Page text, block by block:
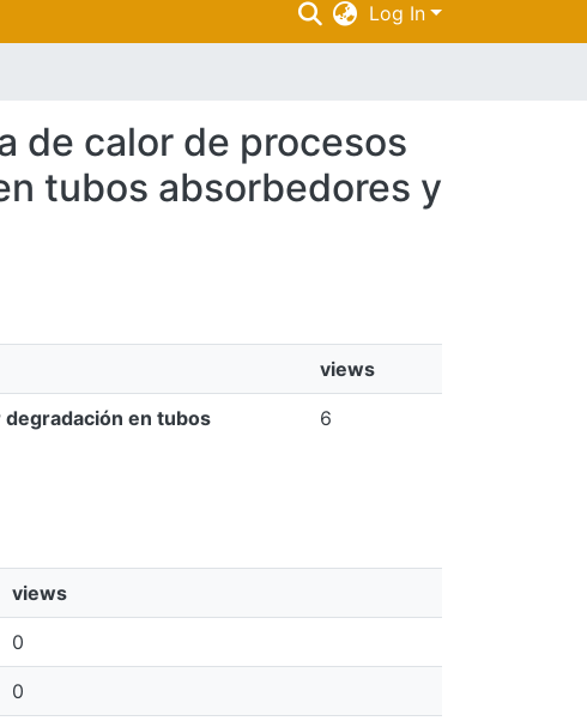
Log In
de calor de procesos
tubos absorbedores y
views
en tubos
6
views
0
0